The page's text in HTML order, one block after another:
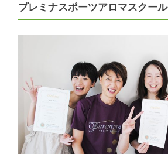
プレミナスポーツアロマスクール